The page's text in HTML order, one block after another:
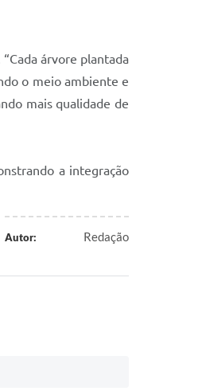
árvore plantada
o meio ambiente e
mais qualidade de
a integração
Autor: Redação